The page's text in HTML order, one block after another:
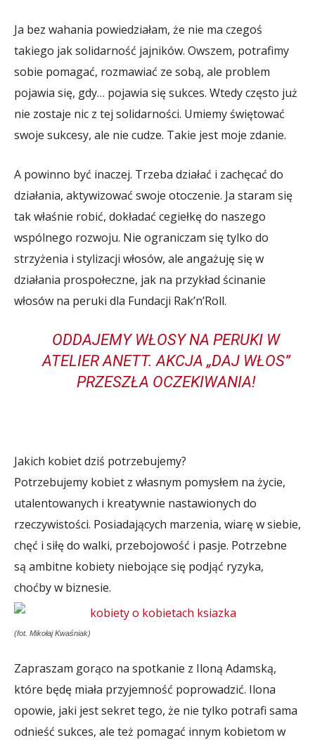
Ja bez wahania powiedziałam, że nie ma czegoś
takiego jak solidarność jajników. Owszem, potrafimy
sobie pomagać, rozmawiać ze sobą, ale problem
pojawia się, gdy… pojawia się sukces. Wtedy często już
nie zostaje nic z tej solidarności. Umiemy świętować
swoje sukcesy, ale nie cudze. Takie jest moje zdanie.
A powinno być inaczej. Trzeba działać i zachęcać do
działania, aktywizować swoje otoczenie. Ja staram się
tak właśnie robić, dokładać cegiełkę do naszego
wspólnego rozwoju. Nie ograniczam się tylko do
strzyżenia i stylizacji włosów, ale angażuję się w
działania prospołeczne, jak na przykład ścinanie
włosów na peruki dla Fundacji Rak’n’Roll.
ODDAJEMY WŁOSY NA PERUKI W
ATELIER ANETT. AKCJA „DAJ WŁOS”
PRZESZŁA OCZEKIWANIA!
Jakich kobiet dziś potrzebujemy?
Potrzebujemy kobiet z własnym pomysłem na życie,
utalentowanych i kreatywnie nastawionych do
rzeczywistości. Posiadających marzenia, wiarę w siebie,
chęć i siłę do walki, przebojowość i pasje. Potrzebne
są ambitne kobiety niebojące się podjąć ryzyka,
choćby w biznesie.
(fot. Mikołaj Kwaśniak)
Zapraszam gorąco na spotkanie z Iloną Adamską,
które będę miała przyjemność poprowadzić. Ilona
opowie, jaki jest sekret tego, że nie tylko potrafi sama
odnieść sukces, ale też pomagać innym kobietom w